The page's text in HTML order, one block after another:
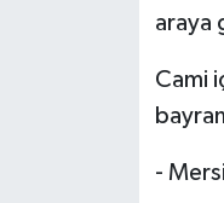
araya
Cami
-